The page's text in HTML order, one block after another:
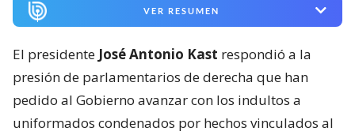
VER RESUMEN
El presidente José Antonio Kast respondió a la
presión de parlamentarios de derecha que han
pedido al Gobierno avanzar con los indultos a
uniformados condenados por hechos vinculados al